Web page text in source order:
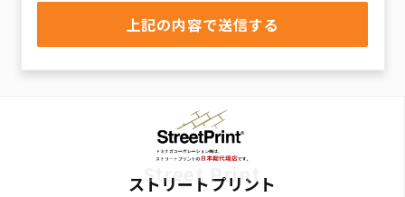
Street Print
ストリートプリント